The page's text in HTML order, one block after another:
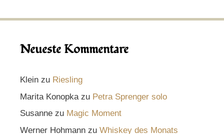
Neueste Kommentare
Klein zu Riesling
Marita Konopka zu Petra Sprenger solo
Susanne zu Magic Moment
Werner Hohmann zu Whiskey des Monats